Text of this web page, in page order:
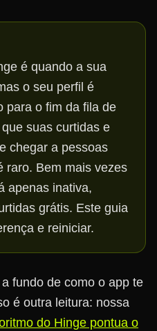
é quando a sua
o seu perfil é
para o fim da fila de
suas curtidas e
chegar a pessoas
raro. Bem mais vezes
apenas inativa,
grátis. Este guia
e reiniciar.
fundo de como o app te
é outra leitura: nossa
do Hinge pontua o